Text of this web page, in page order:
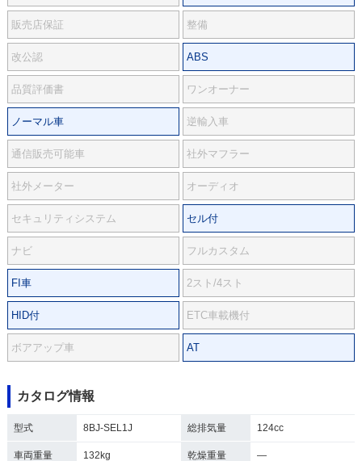
販売店保証 整備
改公認 ABS
品質評価書 ワンオーナー
ノーマル車 逆輸入車
通信販売可能車 社外マフラー
社外メーター オーディオ
セキュリティシステム セル付
ナビ フルカスタム
FI車 2スト/4スト
HID付 ETC車載機付
ボアアップ車 AT
カタログ情報
型式 8BJ-SEL1J 総排気量 124cc
車両重量 132kg 乾燥重量 ―